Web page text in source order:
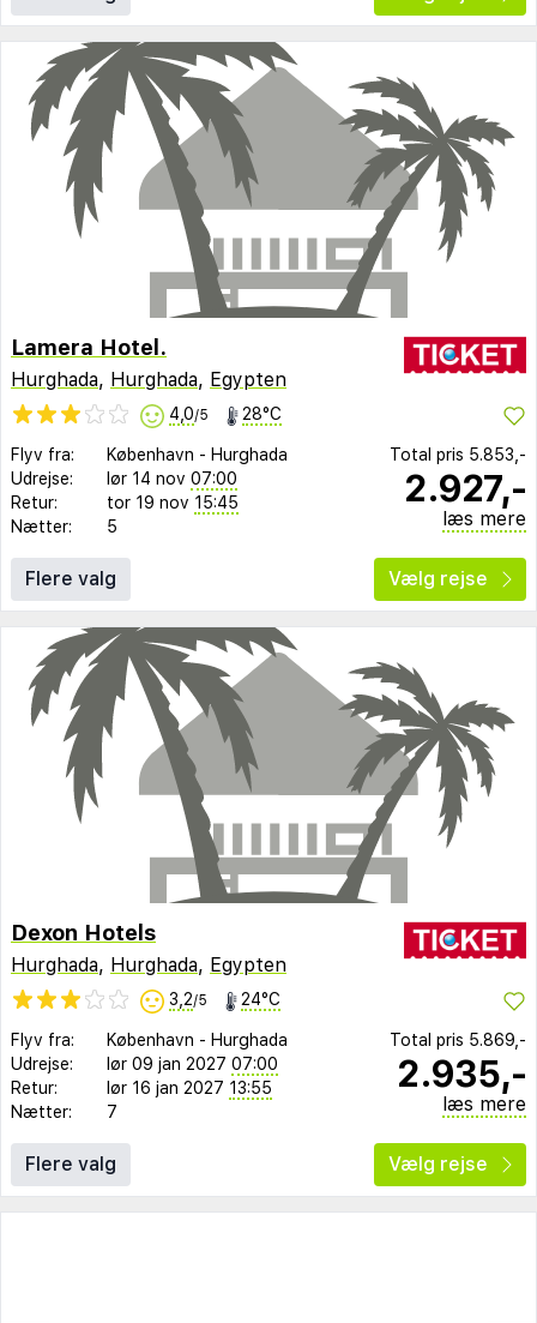
Lamera Hotel.
Hurghada, Hurghada, Egypten
4,0/5 28°C
Flyv fra: København - Hurghada
Udrejse:
lør 14 nov 07:00
Retur:
tor 19 nov 15:45
Nætter:
5
Total pris 5.853,-
2.927,-
læs mere
Flere valg Vælg rejse
Dexon Hotels
Hurghada, Hurghada, Egypten
3,2/5 24°C
Flyv fra: København - Hurghada
Udrejse:
lør 09 jan 2027 07:00
Retur:
lør 16 jan 2027 13:55
Nætter:
7
Total pris 5.869,-
2.935,-
læs mere
Flere valg Vælg rejse